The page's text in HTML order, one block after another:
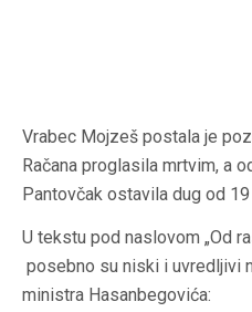
Vrabec Mojzeš postala je
Račana proglasila mrtvim, a
Pantovčak ostavila dug od 19
U tekstu pod naslovom „Od
posebno su niski i uvredljivi
ministra Hasanbegovića: